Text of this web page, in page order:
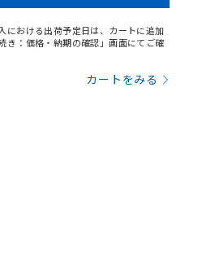
における出荷予定日は、カートに追加
き：価格・納期の確認」画面にてご確
カートをみる